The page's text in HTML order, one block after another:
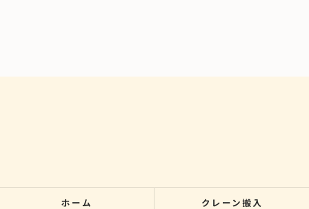
ホーム クレーン搬入